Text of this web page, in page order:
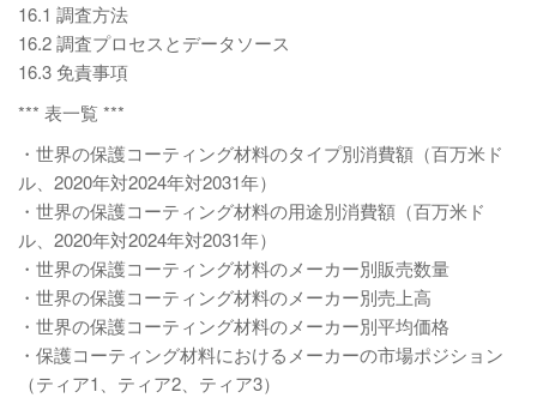
16.1 調査方法
16.2 調査プロセスとデータソース
16.3 免責事項
*** 表一覧 ***
・世界の保護コーティング材料のタイプ別消費額（百万米ド
ル、2020年対2024年対2031年）
・世界の保護コーティング材料の用途別消費額（百万米ド
ル、2020年対2024年対2031年）
・世界の保護コーティング材料のメーカー別販売数量
・世界の保護コーティング材料のメーカー別売上高
・世界の保護コーティング材料のメーカー別平均価格
・保護コーティング材料におけるメーカーの市場ポジション
（ティア1、ティア2、ティア3）